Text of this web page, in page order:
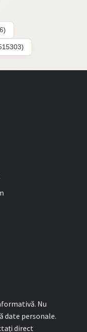
Nu
date personale.
direct